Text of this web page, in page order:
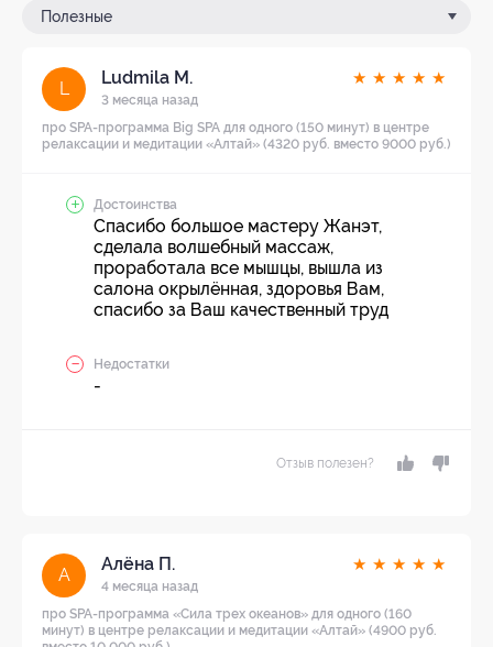
Полезные
L
Ludmila M.
3 месяца назад
★ ★ ★ ★ ★
про SPA-программа Big SPA для одного (150 минут) в центре
релаксации и медитации «Алтай» (4320 руб. вместо 9000 руб.)
Достоинства
Спасибо большое мастеру Жанэт,
сделала волшебный массаж,
проработала все мышцы, вышла из
салона окрылённая, здоровья Вам,
спасибо за Ваш качественный труд
Недостатки
-
Отзыв полезен?
А
Алёна П.
4 месяца назад
★ ★ ★ ★ ★
про SPA-программа «Сила трех океанов» для одного (160
минут) в центре релаксации и медитации «Алтай» (4900 руб.